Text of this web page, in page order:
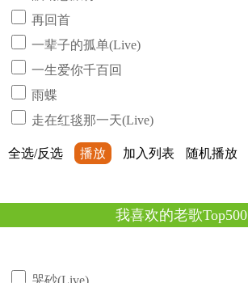
再回首
一辈子的孤单(Live)
一生爱你千百回
雨蝶
走在红毯那一天(Live)
全选/反选 播放 加入列表 随机播放
我喜欢的老歌Top500
哭砂(Live)